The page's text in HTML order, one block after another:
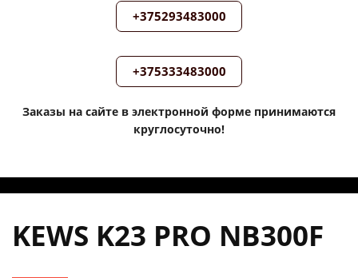
+375293483000
+375333483000
Заказы на сайте в электронной форме принимаются
круглосуточно!
KEWS K23 PRO NB300F